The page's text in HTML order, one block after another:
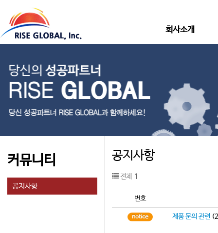
회사소개
커뮤니티
공지사항
공지사항
전체 1
번호
notice 제품 문의 관련